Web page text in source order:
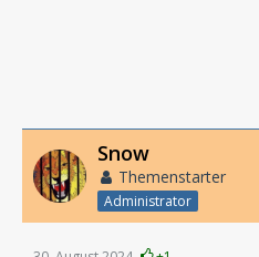
Snow
Themenstarter
Administrator